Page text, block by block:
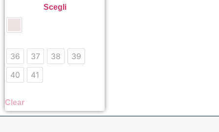
Scegli
36 37 38
39
40
41
Clear